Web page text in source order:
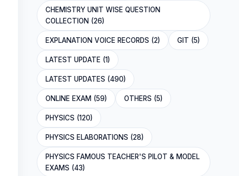
CHEMISTRY UNIT WISE QUESTION
COLLECTION (26)
EXPLANATION VOICE RECORDS (2) GIT (5)
LATEST UPDATE (1)
LATEST UPDATES (490)
ONLINE EXAM (59) OTHERS (5)
PHYSICS (120)
PHYSICS ELABORATIONS (28)
PHYSICS FAMOUS TEACHER'S PILOT & MODEL
EXAMS (43)